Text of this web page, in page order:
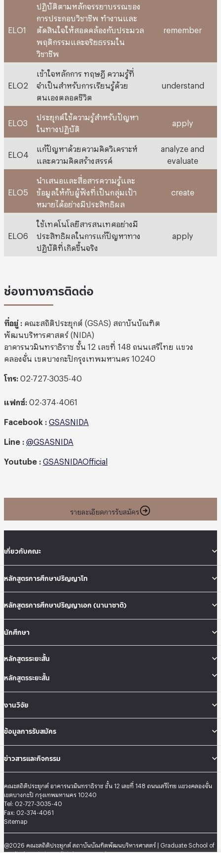
รายละเอียดการรับสมัคร
ELO1
ปฏิบัติตามหลักจรรยาบรรณของ
การประกอบวิชาชีพ ทำงานและ
ตัดสินใจให้สอดคล้องกับประมวล
พฤติกรรมและจริยธรรมใน
วิชาชีพ
remember
ELO2
เข้าใจหลักการ ทฤษฎี ความรู้ที่
จำเป็นสำหรับการเรียนรู้ด้วย
ตนเองตลอดชีวิต
understand
ELO3
ประยุกต์ใช้ความรู้สำหรับปัญหา
ในทางปฏิบัติ
apply
ELO4
แก้ปัญหาด้วยความคิดวิเคราะห์
และความคิดสร้างสรรค์
analyze and
evaluate
ELO5
นำเสนอและสื่อสารความรู้และ
ข้อมูลให้กับผู้ฟังที่เป็นกลุ่มเป้า
หมายได้อย่างมีประสิทธิผล
create
ELO6
ใช้เทคโนโลยีสารสนเทศอย่างมี
ประสิทธิผลในการแก้ปัญหาทาง
ปฏิบัติที่เกิดขึ้นจริง
apply
ช่องทางการติดต่อ
ที่อยู่ : คณะสถิติประยุกต์ (GSAS) สถาบันบัณฑิต
พัฒนบริหารศาสตร์ (NIDA)
อาคารนวมินทราธิราช ชั้น 12 เลขที่ 148 ถนนเสรีไทย แขวง
คลองจั่น เขตบางกะปิกรุงเทพมหานคร 10240
โทร: 02-727-3035-40
แฟกซ์: 02-374-4061
Facebook : GSASNIDA
Line : @GSASNIDA
Youtube : GSASNIDAOfficial
เกี่ยวกับคณะ
หลักสูตรการศึกษาปริญญาโท
หลักสูตรการศึกษาปริญญาเอก (นานาชาติ)
นักศึกษา
หลักสูตรระยะสั้น
หลักสูตรระยะสั้น
งานวิจัย
ข้อมูลการรับสมัคร
ข่าวสารและกิจกรรม
คณะสถิติประยุกต์ อาคารนวมินทราธิราช ชั้น 12 เลขที่ 148 ถนนเสรีไทย แขวงคลองจั่น
เขตบางกะปิ กรุงเทพมหานคร 10240
Tel: 02-727-3035-40
Fax: 02-374-4061
Sitemap
@2026 คณะสถิติประยุกต์ สถาบันบัณฑิตพัฒนบริหารศาสตร์ | Graduate School of